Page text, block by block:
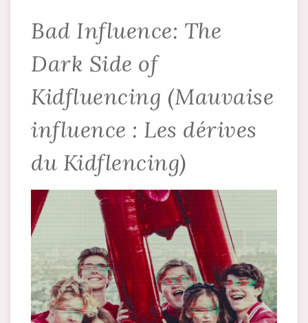
Bad Influence: The
Dark Side of
Kidfluencing (Mauvaise
influence : Les dérives
du Kidflencing)